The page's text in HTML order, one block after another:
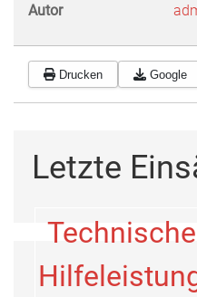
Autor
Drucken Google
Letzte
Technische